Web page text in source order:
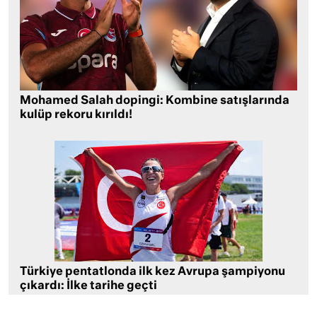
Mohamed Salah dopingi: Kombine satışlarında
kulüp rekoru kırıldı!
Türkiye pentatlonda ilk kez Avrupa şampiyonu
çıkardı: İlke tarihe geçti